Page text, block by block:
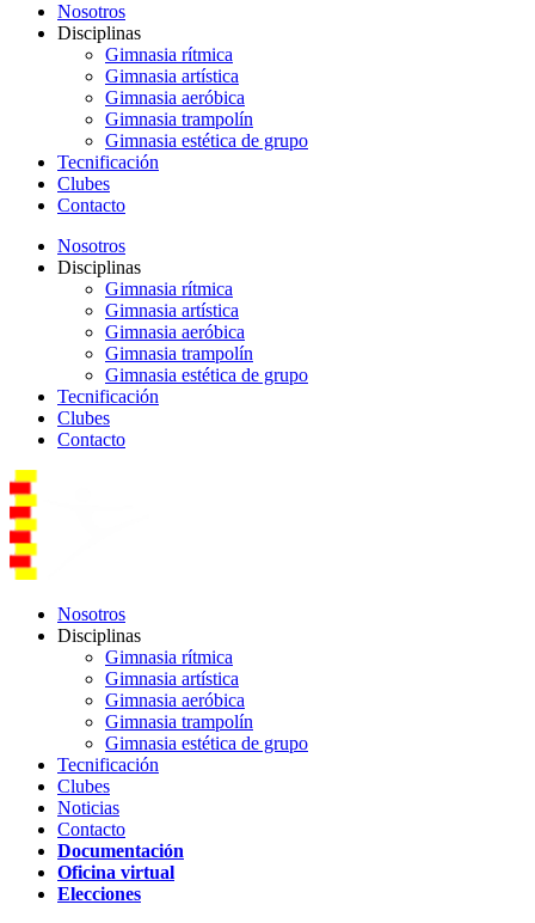
Nosotros
Disciplinas
Gimnasia rítmica
Gimnasia artística
Gimnasia aeróbica
Gimnasia trampolín
Gimnasia estética de grupo
Tecnificación
Clubes
Contacto
Nosotros
Disciplinas
Gimnasia rítmica
Gimnasia artística
Gimnasia aeróbica
Gimnasia trampolín
Gimnasia estética de grupo
Tecnificación
Clubes
Contacto
Nosotros
Disciplinas
Gimnasia rítmica
Gimnasia artística
Gimnasia aeróbica
Gimnasia trampolín
Gimnasia estética de grupo
Tecnificación
Clubes
Noticias
Contacto
Documentación
Oficina virtual
Elecciones